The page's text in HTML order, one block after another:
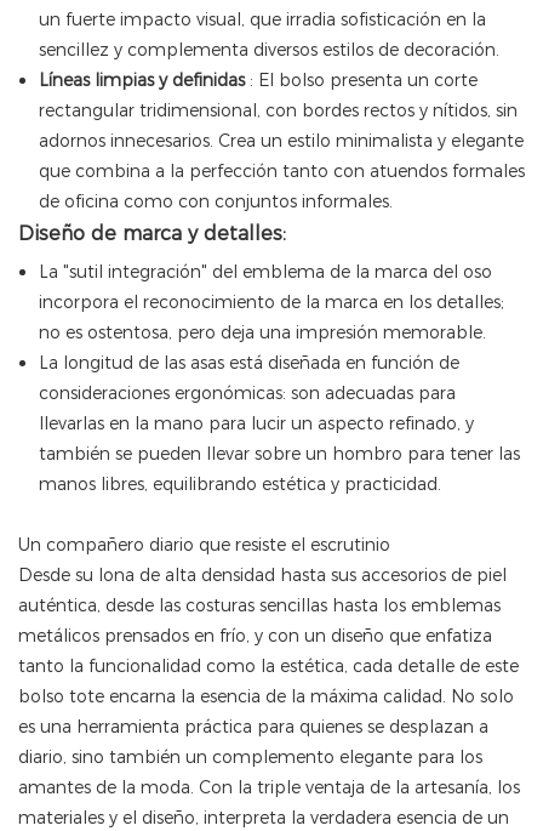
un fuerte impacto visual, que irradia sofisticación en la
sencillez y complementa diversos estilos de decoración.
Líneas limpias y definidas: El bolso presenta un corte
rectangular tridimensional, con bordes rectos y nítidos, sin
adornos innecesarios. Crea un estilo minimalista y elegante
que combina a la perfección tanto con atuendos formales
de oficina como con conjuntos informales.
Diseño de marca y detalles:
La "sutil integración" del emblema de la marca del oso
incorpora el reconocimiento de la marca en los detalles;
no es ostentosa, pero deja una impresión memorable.
La longitud de las asas está diseñada en función de
consideraciones ergonómicas: son adecuadas para
llevarlas en la mano para lucir un aspecto refinado, y
también se pueden llevar sobre un hombro para tener las
manos libres, equilibrando estética y practicidad.
Un compañero diario que resiste el escrutinio
Desde su lona de alta densidad hasta sus accesorios de piel
auténtica, desde las costuras sencillas hasta los emblemas
metálicos prensados ​​en frío, y con un diseño que enfatiza
tanto la funcionalidad como la estética, cada detalle de este
bolso tote encarna la esencia de la máxima calidad. No solo
es una herramienta práctica para quienes se desplazan a
diario, sino también un complemento elegante para los
amantes de la moda. Con la triple ventaja de la artesanía, los
materiales y el diseño, interpreta la verdadera esencia de un